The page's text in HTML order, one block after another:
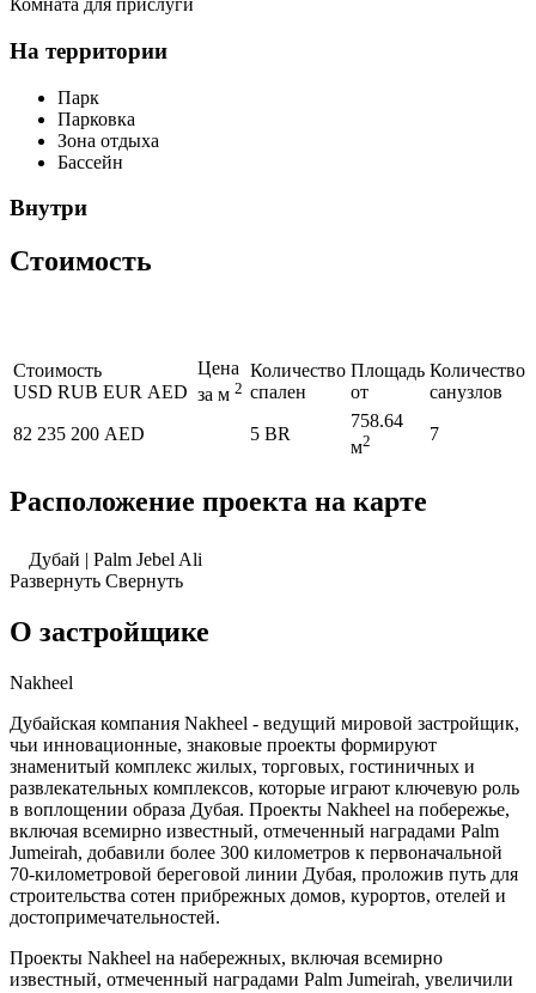
Комната для прислуги
На территории
Парк
Парковка
Зона отдыха
Бассейн
Внутри
Стоимость
Стоимость
USD RUB EUR AED
Цена
за м 2
Количество
спален
Площадь
от
Количество
санузлов
82 235 200 AED 5 BR
758.64
м2 7
Расположение проекта на карте
Дубай | Palm Jebel Ali
Развернуть Свернуть
О застройщике
Nakheel
Дубайская компания Nakheel - ведущий мировой застройщик,
чьи инновационные, знаковые проекты формируют
знаменитый комплекс жилых, торговых, гостиничных и
развлекательных комплексов, которые играют ключевую роль
в воплощении образа Дубая. Проекты Nakheel на побережье,
включая всемирно известный, отмеченный наградами Palm
Jumeirah, добавили более 300 километров к первоначальной
70-километровой береговой линии Дубая, проложив путь для
строительства сотен прибрежных домов, курортов, отелей и
достопримечательностей.
Проекты Nakheel на набережных, включая всемирно
известный, отмеченный наградами Palm Jumeirah, увеличили